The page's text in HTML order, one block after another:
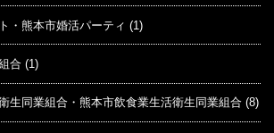
・熊本市婚活パーティ (1)
合 (1)
生同業組合・熊本市飲食業生活衛生同業組合 (8)